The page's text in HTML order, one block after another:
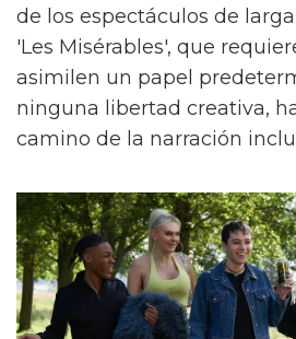
de los espectáculos de
'Les Misérables', que
asimilen un papel
ninguna libertad creativa,
camino de la narración